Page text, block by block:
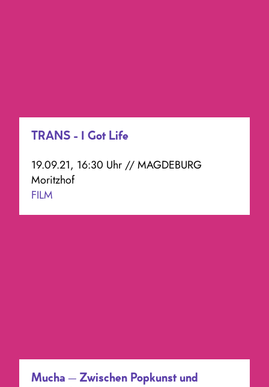
TRANS - I Got Life
19.09.21, 16:30 Uhr // MAGDEBURG
Moritzhof
FILM
Mucha – Zwischen Popkunst und